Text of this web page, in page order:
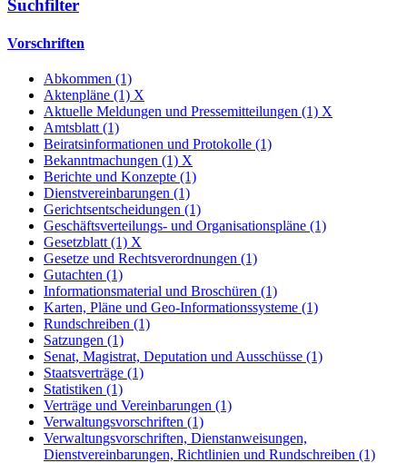
Suchfilter
Vorschriften
Abkommen (1)
Aktenpläne (1) X
Aktuelle Meldungen und Pressemitteilungen (1) X
Amtsblatt (1)
Beiratsinformationen und Protokolle (1)
Bekanntmachungen (1) X
Berichte und Konzepte (1)
Dienstvereinbarungen (1)
Gerichtsentscheidungen (1)
Geschäftsverteilungs- und Organisationspläne (1)
Gesetzblatt (1) X
Gesetze und Rechtsverordnungen (1)
Gutachten (1)
Informationsmaterial und Broschüren (1)
Karten, Pläne und Geo-Informationssysteme (1)
Rundschreiben (1)
Satzungen (1)
Senat, Magistrat, Deputation und Ausschüsse (1)
Staatsverträge (1)
Statistiken (1)
Verträge und Vereinbarungen (1)
Verwaltungsvorschriften (1)
Verwaltungsvorschriften, Dienstanweisungen,
Dienstvereinbarungen, Richtlinien und Rundschreiben (1)